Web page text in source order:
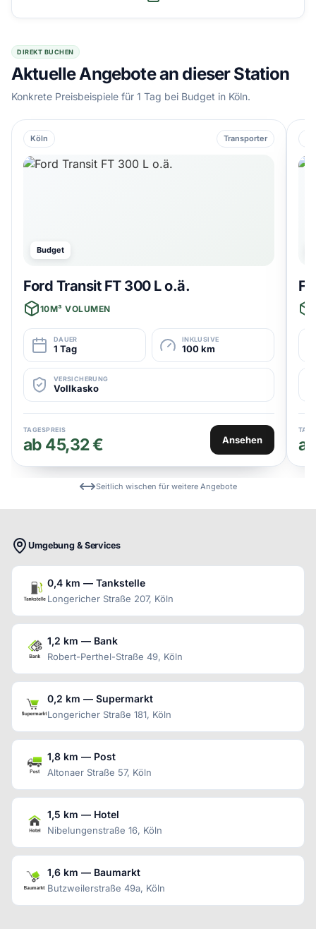
DIREKT BUCHEN
Aktuelle Angebote an dieser Station
Konkrete Preisbeispiele für 1 Tag bei Budget in Köln.
Köln Transporter
Budget
Ford Transit FT 300 L o.ä.
10M³ VOLUMEN
DAUER
1 Tag
INKLUSIVE
100 km
VERSICHERUNG
Vollkasko
TAGESPREIS
ab 45,32 € Ansehen
Seitlich wischen für weitere Angebote
Umgebung & Services
0,4 km — Tankstelle
Longericher Straße 207, Köln
1,2 km — Bank
Robert-Perthel-Straße 49, Köln
0,2 km — Supermarkt
Longericher Straße 181, Köln
1,8 km — Post
Altonaer Straße 57, Köln
1,5 km — Hotel
Nibelungenstraße 16, Köln
1,6 km — Baumarkt
Butzweilerstraße 49a, Köln